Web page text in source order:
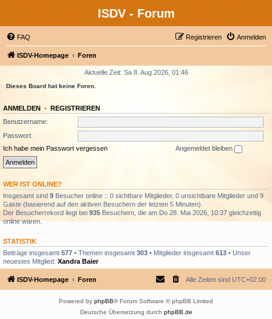
ISDV - Forum
FAQ Anmelden
Registrieren
ISDV-Homepage Foren
Aktuelle Zeit: Sa 8. Aug 2026, 01:46
Dieses Board hat keine Foren.
ANMELDEN • REGISTRIEREN
Benutzername:
Passwort:
Ich habe mein Passwort vergessen
Angemeldet bleiben
WER IST ONLINE?
Insgesamt sind 9 Besucher online :: 0 sichtbare Mitglieder, 0 unsichtbare Mitglieder und 9
Gäste (basierend auf den aktiven Besuchern der letzten 5 Minuten)
Der Besucherrekord liegt bei 935 Besuchern, die am Do 28. Mai 2026, 10:37 gleichzeitig
online waren.
STATISTIK
Beiträge insgesamt 577 • Themen insgesamt 303 • Mitglieder insgesamt 613 • Unser
neuestes Mitglied: Xandra Baier
ISDV-Homepage Foren Alle Zeiten sind UTC+02:00
Powered by phpBB® Forum Software © phpBB Limited
Deutsche Übersetzung durch phpBB.de